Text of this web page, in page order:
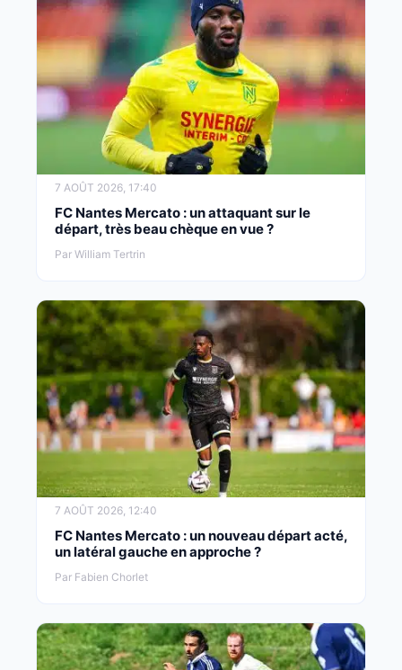
7 AOÛT 2026, 17:40
FC Nantes Mercato : un attaquant sur le
départ, très beau chèque en vue ?
Par William Tertrin
7 AOÛT 2026, 12:40
FC Nantes Mercato : un nouveau départ acté,
un latéral gauche en approche ?
Par Fabien Chorlet